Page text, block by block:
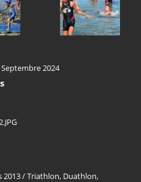
2024
2013/Triathlon, Duathlon,